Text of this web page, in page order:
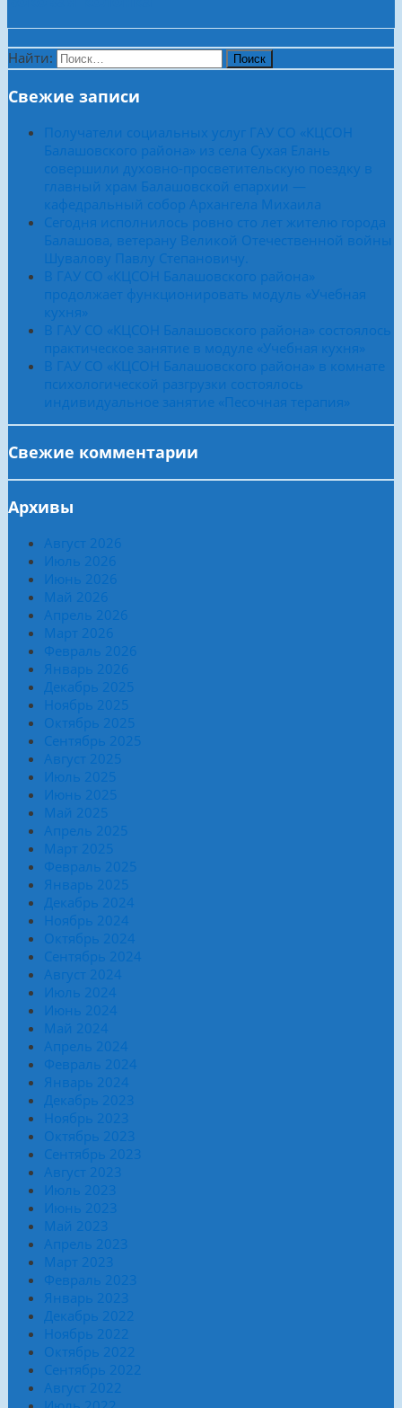
Найти:
Свежие записи
Получатели социальных услуг ГАУ СО «КЦСОН
Балашовского района» из села Сухая Елань
совершили духовно-просветительскую поездку в
главный храм Балашовской епархии —
кафедральный собор Архангела Михаила
Сегодня исполнилось ровно сто лет жителю города
Балашова, ветерану Великой Отечественной войны
Шувалову Павлу Степановичу.
В ГАУ СО «КЦСОН Балашовского района»
продолжает функционировать модуль «Учебная
кухня»
В ГАУ СО «КЦСОН Балашовского района» состоялось
практическое занятие в модуле «Учебная кухня»
В ГАУ СО «КЦСОН Балашовского района» в комнате
психологической разгрузки состоялось
индивидуальное занятие «Песочная терапия»
Свежие комментарии
Архивы
Август 2026
Июль 2026
Июнь 2026
Май 2026
Апрель 2026
Март 2026
Февраль 2026
Январь 2026
Декабрь 2025
Ноябрь 2025
Октябрь 2025
Сентябрь 2025
Август 2025
Июль 2025
Июнь 2025
Май 2025
Апрель 2025
Март 2025
Февраль 2025
Январь 2025
Декабрь 2024
Ноябрь 2024
Октябрь 2024
Сентябрь 2024
Август 2024
Июль 2024
Июнь 2024
Май 2024
Апрель 2024
Февраль 2024
Январь 2024
Декабрь 2023
Ноябрь 2023
Октябрь 2023
Сентябрь 2023
Август 2023
Июль 2023
Июнь 2023
Май 2023
Апрель 2023
Март 2023
Февраль 2023
Январь 2023
Декабрь 2022
Ноябрь 2022
Октябрь 2022
Сентябрь 2022
Август 2022